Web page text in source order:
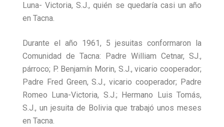
Luna- Victoria, S.J., quién se quedaría casi un año
en Tacna.
Durante el año 1961, 5 jesuitas conformaron la
Comunidad de Tacna: Padre William Cetnar, SJ.,
párroco; P. Benjamín Morin, S.J., vicario cooperador;
Padre Fred Green, S.J., vicario cooperador; Padre
Romeo Luna-Victoria, S.J.; Hermano Luis Tomás,
S.J., un jesuita de Bolivia que trabajó unos meses
en Tacna.